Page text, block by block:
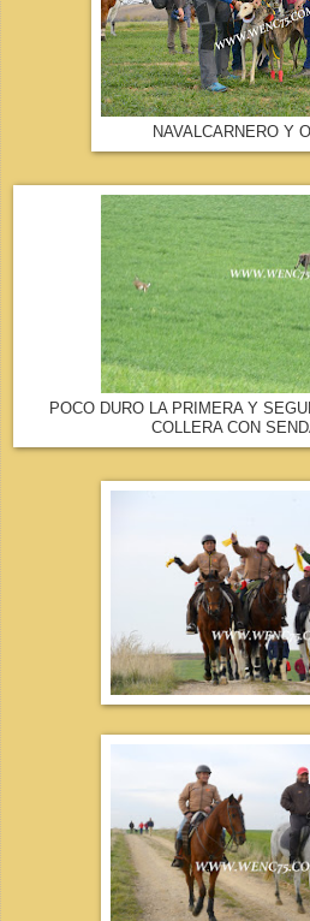
NAVALCARNERO Y
POCO DURO LA PRIMERA Y
COLLERA CON